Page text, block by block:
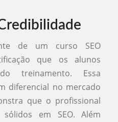
de um curso SEO
que os alunos
treinamento. Essa
diferencial no mercado
que o profissional
sólidos em SEO. Além